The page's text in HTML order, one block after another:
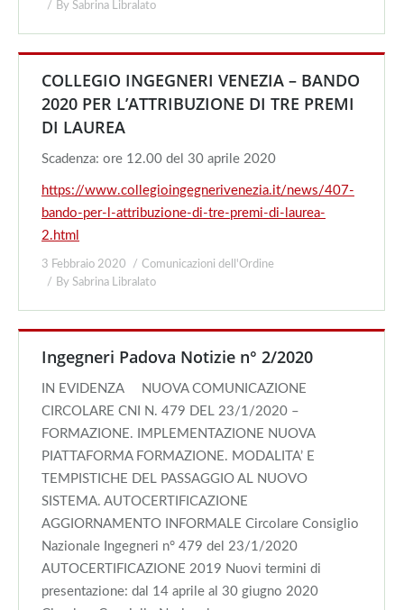
By Sabrina Libralato
COLLEGIO INGEGNERI VENEZIA – BANDO
2020 PER L’ATTRIBUZIONE DI TRE PREMI
DI LAUREA
Scadenza: ore 12.00 del 30 aprile 2020
https://www.collegioingegnerivenezia.it/news/407-
bando-per-l-attribuzione-di-tre-premi-di-laurea-
2.html
3 Febbraio 2020
Comunicazioni dell'Ordine
By Sabrina Libralato
Ingegneri Padova Notizie n° 2/2020
IN EVIDENZA NUOVA COMUNICAZIONE
CIRCOLARE CNI N. 479 DEL 23/1/2020 –
FORMAZIONE. IMPLEMENTAZIONE NUOVA
PIATTAFORMA FORMAZIONE. MODALITA’ E
TEMPISTICHE DEL PASSAGGIO AL NUOVO
SISTEMA. AUTOCERTIFICAZIONE
AGGIORNAMENTO INFORMALE Circolare Consiglio
Nazionale Ingegneri n° 479 del 23/1/2020
AUTOCERTIFICAZIONE 2019 Nuovi termini di
presentazione: dal 14 aprile al 30 giugno 2020